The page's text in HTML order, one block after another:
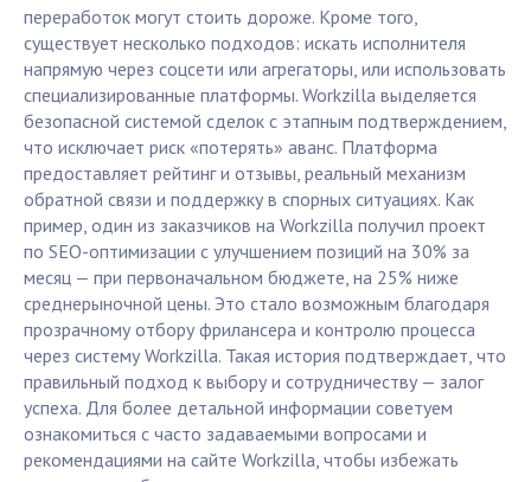
переработок могут стоить дороже. Кроме того,
существует несколько подходов: искать исполнителя
напрямую через соцсети или агрегаторы, или использовать
специализированные платформы. Workzilla выделяется
безопасной системой сделок с этапным подтверждением,
что исключает риск «потерять» аванс. Платформа
предоставляет рейтинг и отзывы, реальный механизм
обратной связи и поддержку в спорных ситуациях. Как
пример, один из заказчиков на Workzilla получил проект
по SEO-оптимизации с улучшением позиций на 30% за
месяц — при первоначальном бюджете, на 25% ниже
среднерыночной цены. Это стало возможным благодаря
прозрачному отбору фрилансера и контролю процесса
через систему Workzilla. Такая история подтверждает, что
правильный подход к выбору и сотрудничеству — залог
успеха. Для более детальной информации советуем
ознакомиться с часто задаваемыми вопросами и
рекомендациями на сайте Workzilla, чтобы избежать